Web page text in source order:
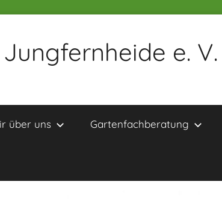
e. V.
über uns Gartenfachberatung